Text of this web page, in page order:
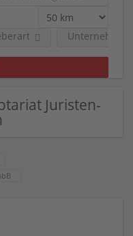
Unternehmen
Juristen-